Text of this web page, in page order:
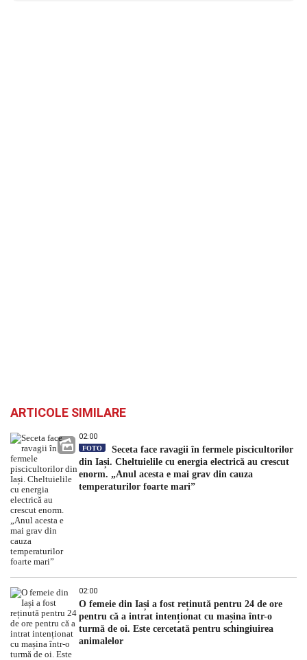
ARTICOLE SIMILARE
02:00
FOTO
Seceta face ravagii în fermele piscicultorilor
din Iași. Cheltuielile cu energia electrică au crescut
enorm. „Anul acesta e mai grav din cauza
temperaturilor foarte mari”
02:00
O femeie din Iași a fost reținută pentru 24 de ore
pentru că a intrat intenționat cu mașina într-o
turmă de oi. Este cercetată pentru schingiuirea
animalelor